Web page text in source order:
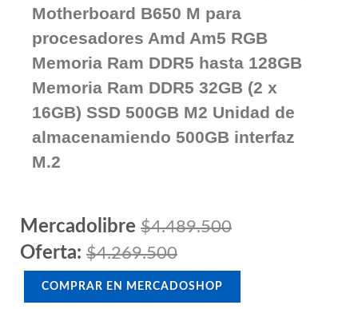
Motherboard B650 M para
procesadores Amd Am5 RGB
Memoria Ram DDR5 hasta 128GB
Memoria Ram DDR5 32GB (2 x
16GB) SSD 500GB M2 Unidad de
almacenamiendo 500GB interfaz
M.2
Mercadolibre $4.489.500
Oferta: $4.269.500
COMPRAR EN MERCADOSHOP